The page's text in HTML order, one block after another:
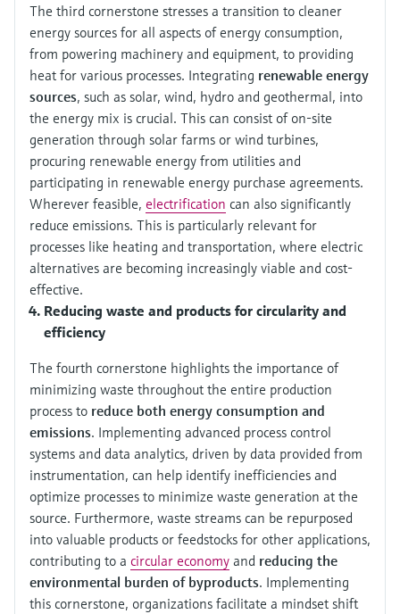
The third cornerstone stresses a transition to cleaner
energy sources for all aspects of energy consumption,
from powering machinery and equipment, to providing
heat for various processes. Integrating renewable energy
sources, such as solar, wind, hydro and geothermal, into
the energy mix is crucial. This can consist of on-site
generation through solar farms or wind turbines,
procuring renewable energy from utilities and
participating in renewable energy purchase agreements.
Wherever feasible, electrification can also significantly
reduce emissions. This is particularly relevant for
processes like heating and transportation, where electric
alternatives are becoming increasingly viable and cost-
effective.
Reducing waste and products for circularity and
efficiency
The fourth cornerstone highlights the importance of
minimizing waste throughout the entire production
process to reduce both energy consumption and
emissions. Implementing advanced process control
systems and data analytics, driven by data provided from
instrumentation, can help identify inefficiencies and
optimize processes to minimize waste generation at the
source. Furthermore, waste streams can be repurposed
into valuable products or feedstocks for other applications,
contributing to a circular economy and reducing the
environmental burden of byproducts. Implementing
this cornerstone, organizations facilitate a mindset shift